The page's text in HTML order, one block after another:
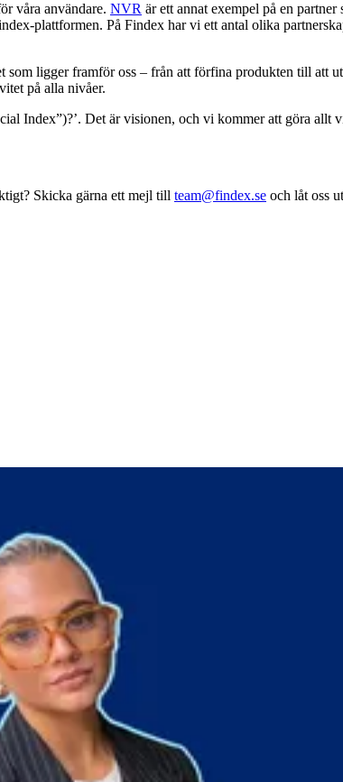
våra användare. NVR är ett annat exempel på en
plattformen. På Findex har vi ett antal olika
ligger framför oss – från att förfina produkten till att
på alla nivåer.
Index”)?’. Det är visionen, och vi kommer att göra allt
Skicka gärna ett mejl till team@findex.se och låt oss